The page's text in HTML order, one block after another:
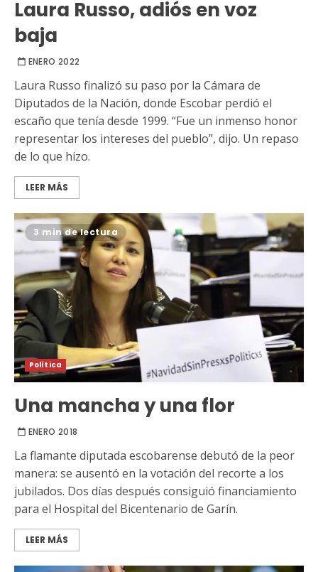
Laura Russo, adiós en voz
baja
ENERO 2022
Laura Russo finalizó su paso por la Cámara de
Diputados de la Nación, donde Escobar perdió el
escaño que tenía desde 1999. “Fue un inmenso honor
representar los intereses del pueblo”, dijo. Un repaso
de lo que hizo.
LEER MÁS
3 min de lectura
Política
Una mancha y una flor
ENERO 2018
La flamante diputada escobarense debutó de la peor
manera: se ausentó en la votación del recorte a los
jubilados. Dos días después consiguió financiamiento
para el Hospital del Bicentenario de Garín.
LEER MÁS